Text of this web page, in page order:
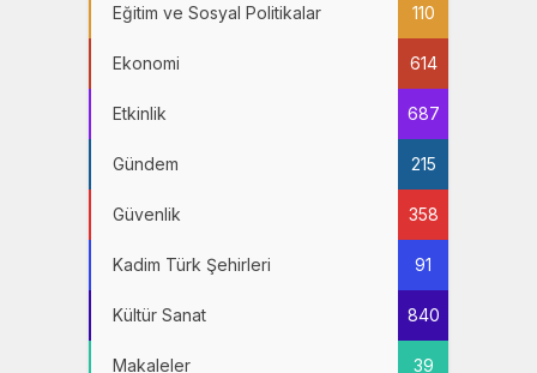
Eğitim ve Sosyal Politikalar 110
Ekonomi 614
Etkinlik 687
Gündem 215
Güvenlik 358
Kadim Türk Şehirleri 91
Kültür Sanat 840
Makaleler 39